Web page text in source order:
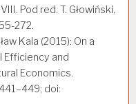
Pod red. T. Głowiński,
272.
Kala (2015): On a
Efficiency and
Economics.
doi: